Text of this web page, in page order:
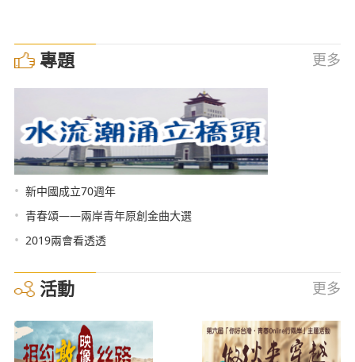
專題 更多
• 新中國成立70週年
• 青春頌——兩岸青年原創金曲大選
• 2019兩會看透透
活動 更多